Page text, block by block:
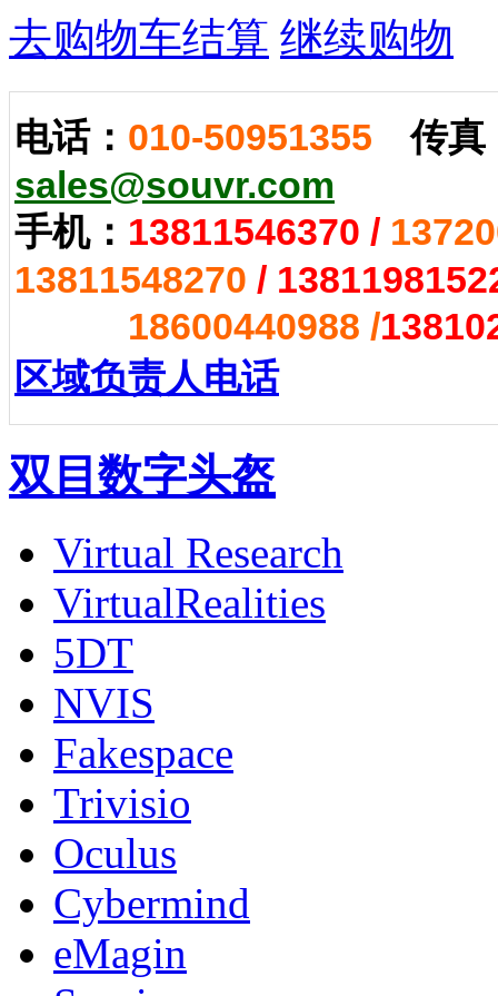
去购物车结算 继续购物
电话： 010-50951355 传真
sales@souvr.com
手机： 13811546370 /
13811548270 /
18600440988 /
区域负责人电话
双目数字头盔
Virtual Research
VirtualRealities
5DT
NVIS
Fakespace
Trivisio
Oculus
Cybermind
eMagin